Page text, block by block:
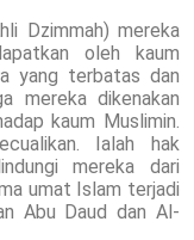
Dzimmah) mereka
oleh kaum
yang terbatas dan
mereka dikenakan
kaum Muslimin.
Ialah hak
mereka dari
umat Islam terjadi
Abu Daud dan Al-